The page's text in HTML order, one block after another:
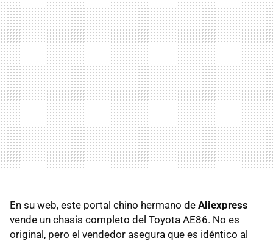
En su web, este portal chino hermano de Aliexpress
vende un chasis completo del Toyota AE86. No es
original, pero el vendedor asegura que es idéntico al